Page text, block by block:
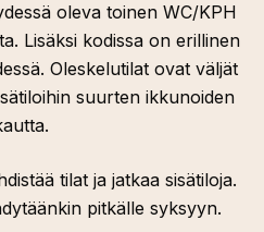
oleva toinen WC/KPH
Lisäksi kodissa on erillinen
Oleskelutilat ovat väljät
suurten ikkunoiden
tilat ja jatkaa sisätiloja.
pitkälle syksyyn.